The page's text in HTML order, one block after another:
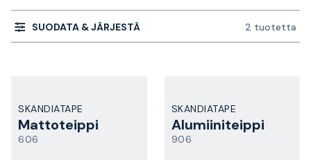
SUODATA & JÄRJESTÄ 2 tuotetta
SKANDIATAPE
Mattoteippi
606
SKANDIATAPE
Alumiiniteippi
906